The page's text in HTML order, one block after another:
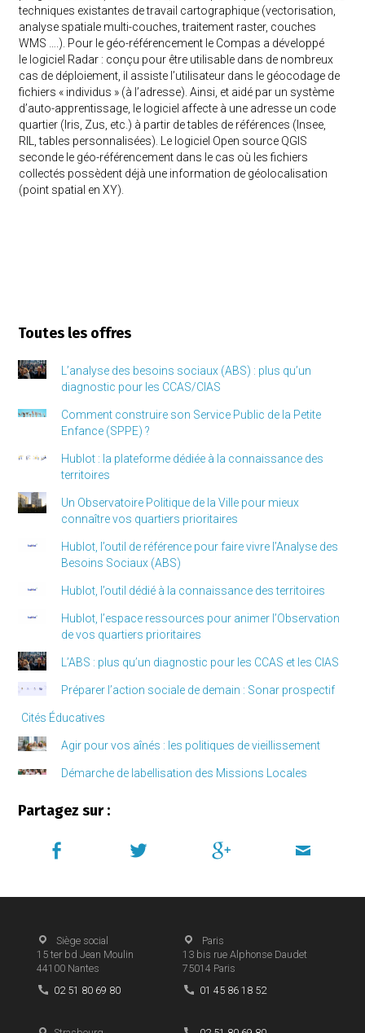
techniques existantes de travail cartographique (vectorisation,
analyse spatiale multi-couches, traitement raster, couches
WMS ….). Pour le géo-référencement le Compas a développé
le logiciel Radar : conçu pour être utilisable dans de nombreux
cas de déploiement, il assiste l’utilisateur dans le géocodage de
fichiers « individus » (à l’adresse). Ainsi, et aidé par un système
d’auto-apprentissage, le logiciel affecte à une adresse un code
quartier (Iris, Zus, etc.) à partir de tables de références (Insee,
RIL, tables personnalisées). Le logiciel Open source QGIS
seconde le géo-référencement dans le cas où les fichiers
collectés possèdent déjà une information de géolocalisation
(point spatial en XY).
Toutes les offres
L’analyse des besoins sociaux (ABS) : plus qu’un
diagnostic pour les CCAS/CIAS
Comment construire son Service Public de la Petite
Enfance (SPPE) ?
Hublot : la plateforme dédiée à la connaissance des
territoires
Un Observatoire Politique de la Ville pour mieux
connaître vos quartiers prioritaires
Hublot, l’outil de référence pour faire vivre l’Analyse des
Besoins Sociaux (ABS)
Hublot, l’outil dédié à la connaissance des territoires
Hublot, l’espace ressources pour animer l’Observation
de vos quartiers prioritaires
L’ABS : plus qu’un diagnostic pour les CCAS et les CIAS
Préparer l’action sociale de demain : Sonar prospectif
Cités Éducatives
Agir pour vos aînés : les politiques de vieillissement
Démarche de labellisation des Missions Locales
Partagez sur :
Siège social
15 ter bd Jean Moulin
44100 Nantes
02 51 80 69 80
Paris
13 bis rue Alphonse Daudet
75014 Paris
01 45 86 18 52